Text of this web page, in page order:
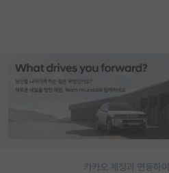
커리어
유학교육
카카오 계정과 연동하